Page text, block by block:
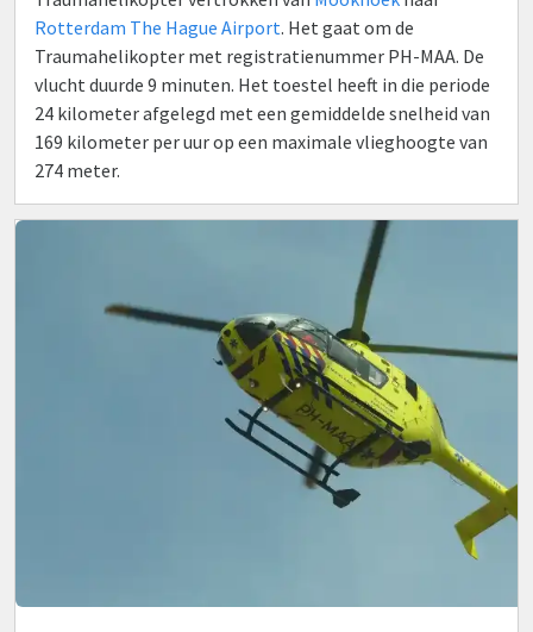
Rotterdam The Hague Airport. Het gaat om de
Traumahelikopter met registratienummer PH-MAA. De
vlucht duurde 9 minuten. Het toestel heeft in die periode
24 kilometer afgelegd met een gemiddelde snelheid van
169 kilometer per uur op een maximale vlieghoogte van
274 meter.